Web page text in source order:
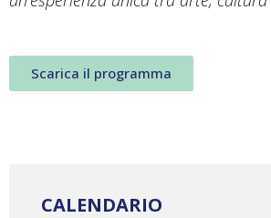
Scarica il programma
CALENDARIO